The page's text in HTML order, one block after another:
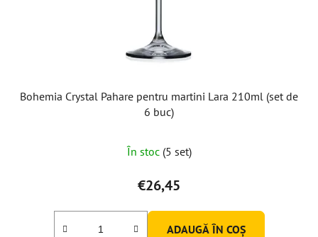
Bohemia Crystal Pahare pentru martini Lara 210ml (set de
6 buc)
În stoc (5 set)
€26,45
ADAUGĂ ÎN COŞ